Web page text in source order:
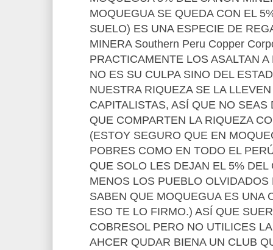
MOQUEGUA SE QUEDA CON EL
SUELO) ES UNA ESPECIE DE
MINERA Southern Peru Copper
PRACTICAMENTE LOS ASALTAN
NO ES SU CULPA SINO DEL
NUESTRA RIQUEZA SE LA
CAPITALISTAS, ASÍ QUE NO
QUE COMPARTEN LA RIQUEZA
(ESTOY SEGURO QUE EN
POBRES COMO EN TODO EL
QUE SOLO LES DEJAN EL 5%
MENOS LOS PUEBLO
SABEN QUE MOQUEGUA ES UNA
ESO TE LO FIRMO.) ASÍ QUE
COBRESOL PERO NO UTILICES
AHCER QUDAR BIENA UN CLUB